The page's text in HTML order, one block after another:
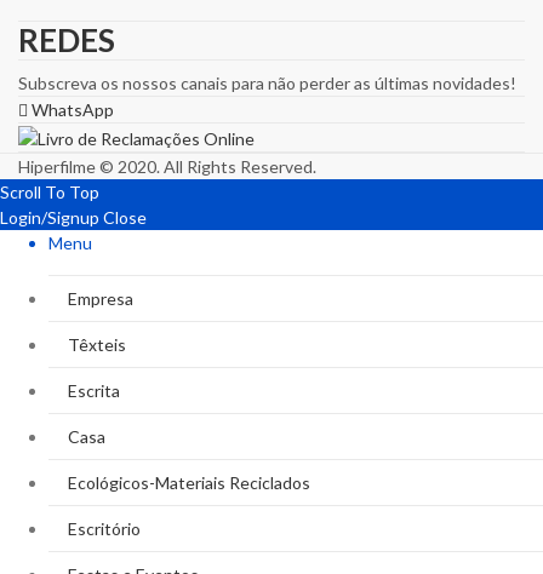
REDES
Subscreva os nossos canais para não perder as últimas novidades!
WhatsApp
Hiperfilme © 2020. All Rights Reserved.
Scroll To Top
Login/Signup Close
Menu
Empresa
Têxteis
Escrita
Casa
Ecológicos-Materiais Reciclados
Escritório